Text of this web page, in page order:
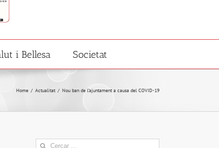
i Bellesa Societat
Home / Actualitat / Nou ban de l’ajuntament a causa del COVID-19
Search